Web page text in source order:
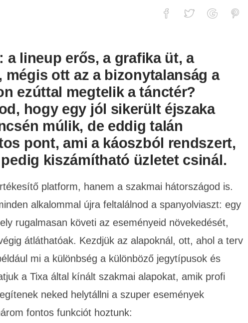
pont amire figyelned kell
a lineup erős, a grafika üt, a
mégis ott az a bizonytalanság a
ezúttal megtelik a tánctér?
hogy egy jól sikerült éjszaka
múlik, de eddig talán
pont, ami a káoszból rendszert,
kiszámítható üzletet csinál.
platform, hanem a szakmai hátországod is.
alkalommal újra feltalálnod a spanyolviaszt: egy
rugalmasan követi az eseményeid növekedését,
átláthatóak. Kezdjük az alapoknál, ott, ahol a terv
mi a különbség a különböző jegytípusok és
a Tixa által kínált szakmai alapokat, amik profi
neked helytállni a szuper események
fontos funkciót hoztunk: